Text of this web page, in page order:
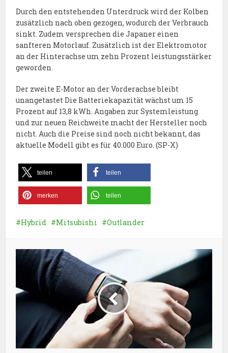
Durch den entstehenden Unterdruck wird der Kolben
zusätzlich nach oben gezogen, wodurch der Verbrauch
sinkt. Zudem versprechen die Japaner einen
sanfteren Motorlauf. Zusätzlich ist der Elektromotor
an der Hinterachse um zehn Prozent leistungsstärker
geworden.
Der zweite E-Motor an der Vorderachse bleibt
unangetastet Die Batteriekapazität wächst um 15
Prozent auf 13,8 kWh. Angaben zur Systemleistung
und zur neuen Reichweite macht der Hersteller noch
nicht. Auch die Preise sind noch nicht bekannt, das
aktuelle Modell gibt es für 40.000 Euro. (SP-X)
teilen teilen
merken teilen
Hybrid Mitsubishi Outlander